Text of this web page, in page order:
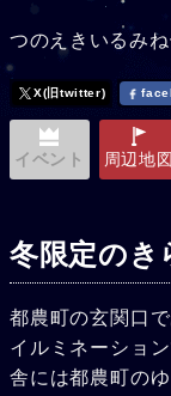
つのえきいるみ
X(旧twitter)
イベント 周辺地図
冬限定のき
都農町の玄関口
イルミネーショ
舎には都農町の